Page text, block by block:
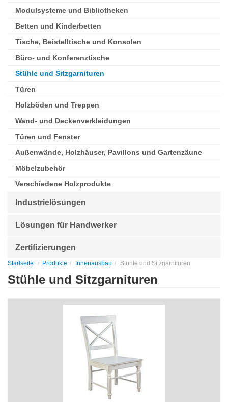
Modulsysteme und Bibliotheken
Betten und Kinderbetten
Tische, Beistelltische und Konsolen
Büro- und Konferenztische
Stühle und Sitzgarnituren
Türen
Holzböden und Treppen
Wand- und Deckenverkleidungen
Türen und Fenster
Außenwände, Holzhäuser, Pavillons und Gartenzäune
Möbelzubehör
Verschiedene Holzprodukte
Industrielösungen
Lösungen für Handwerker
Zertifizierungen
Startseite Produkte Innenausbau Stühle und Sitzgarnituren
Stühle und Sitzgarnituren